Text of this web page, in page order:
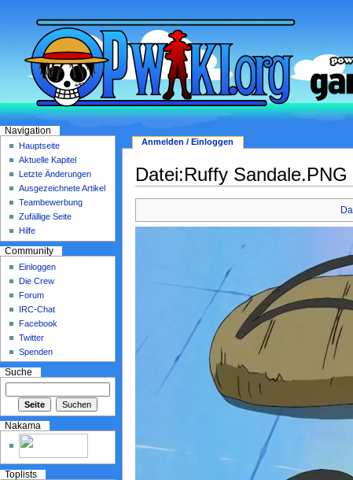
Datei:Ruffy Sandale.PNG
Anmelden / Einloggen
Navigation
Hauptseite
Aktuelle Kapitel
Letzte Änderungen
Ausgezeichnete Artikel
Teambewerbung
Zufällige Seite
Hilfe
Community
Einloggen
Die Crew
Forum
IRC-Chat
Facebook
Twitter
Spenden
Suche
Nakama
Toplists